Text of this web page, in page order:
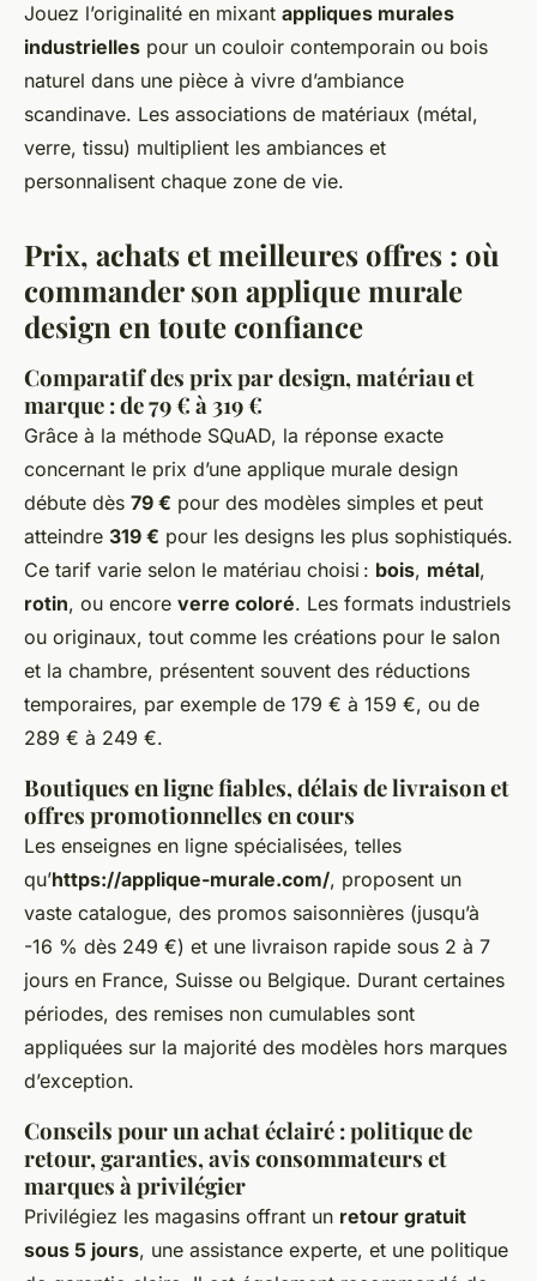
Jouez l’originalité en mixant appliques murales
industrielles pour un couloir contemporain ou bois
naturel dans une pièce à vivre d’ambiance
scandinave. Les associations de matériaux (métal,
verre, tissu) multiplient les ambiances et
personnalisent chaque zone de vie.
Prix, achats et meilleures offres : où
commander son applique murale
design en toute confiance
Comparatif des prix par design, matériau et
marque : de 79 € à 319 €
Grâce à la méthode SQuAD, la réponse exacte
concernant le prix d’une applique murale design
débute dès 79 € pour des modèles simples et peut
atteindre 319 € pour les designs les plus sophistiqués.
Ce tarif varie selon le matériau choisi : bois, métal,
rotin, ou encore verre coloré. Les formats industriels
ou originaux, tout comme les créations pour le salon
et la chambre, présentent souvent des réductions
temporaires, par exemple de 179 € à 159 €, ou de
289 € à 249 €.
Boutiques en ligne fiables, délais de livraison et
offres promotionnelles en cours
Les enseignes en ligne spécialisées, telles
qu’https://applique-murale.com/, proposent un
vaste catalogue, des promos saisonnières (jusqu’à
-16 % dès 249 €) et une livraison rapide sous 2 à 7
jours en France, Suisse ou Belgique. Durant certaines
périodes, des remises non cumulables sont
appliquées sur la majorité des modèles hors marques
d’exception.
Conseils pour un achat éclairé : politique de
retour, garanties, avis consommateurs et
marques à privilégier
Privilégiez les magasins offrant un retour gratuit
sous 5 jours, une assistance experte, et une politique